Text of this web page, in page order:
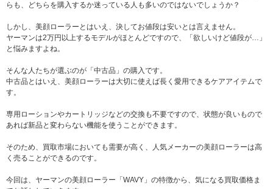
らも、どちらを購入するか迷っている人も多いのではないでしょうか？
しかし、美顔ローラーとはいえ、決してお値段は安いとは言えません。
ヤーマンは2万円以上するモデルがほとんどですので、「欲しいけど値段が…」
と悩みますよね。
そんな人たちが選ぶのが「中古品」の購入です。
中古品とはいえ、美顔ローラーは大切に使えば長く愛用できるケアアイテムで
す。
専用ローションやカートリッジなどの交換も不要ですので、状態が良いもので
あれば新品と変わらない機能を使うことができます。
そのため、買取市場においても需要が高く、人気メーカーの美顔ローラーは高
く売ることができるのです。
今回は、ヤーマンの美顔ローラー「WAVY」の特徴から、気になる買取価格ま